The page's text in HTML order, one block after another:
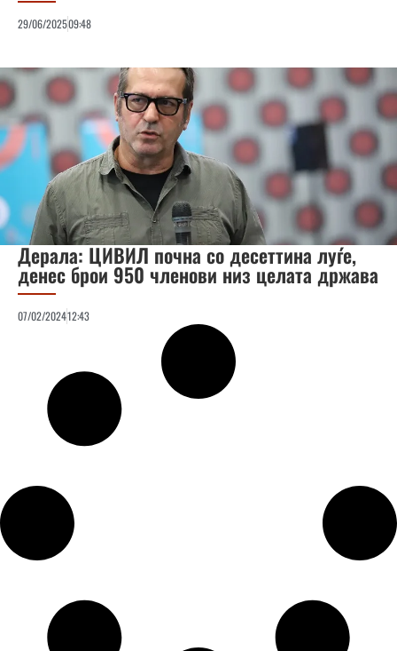
29/06/202509:48
Дерала: ЦИВИЛ почна со десеттина луѓе,
денес брои 950 членови низ целата држава
07/02/202412:43